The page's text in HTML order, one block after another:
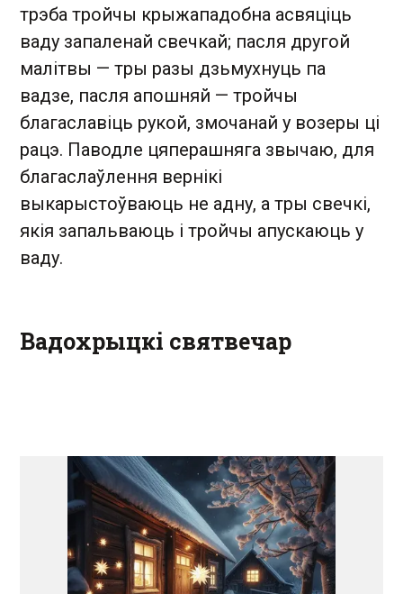
трэба тройчы крыжападобна асвяціць
ваду запаленай свечкай; пасля другой
малітвы — тры разы дзьмухнуць па
вадзе, пасля апошняй — тройчы
благаславіць рукой, змочанай у возеры ці
рацэ. Паводле цяперашняга звычаю, для
благаслаўлення вернікі
выкарыстоўваюць не адну, а тры свечкі,
якія запальваюць і тройчы апускаюць у
ваду.
Вадохрыцкі святвечар